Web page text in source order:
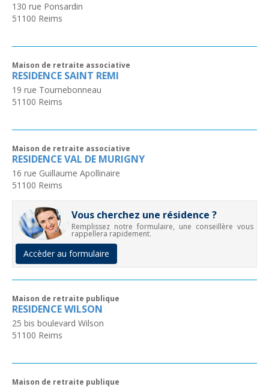
130 rue Ponsardin
51100 Reims
Maison de retraite associative
RESIDENCE SAINT REMI
19 rue Tournebonneau
51100 Reims
Maison de retraite associative
RESIDENCE VAL DE MURIGNY
16 rue Guillaume Apollinaire
51100 Reims
Vous cherchez une résidence ?
Remplissez notre formulaire, une conseillère vous
rappellera rapidement.
Accèder au formulaire
Maison de retraite publique
RESIDENCE WILSON
25 bis boulevard Wilson
51100 Reims
Maison de retraite publique